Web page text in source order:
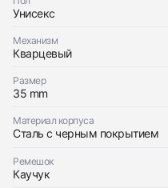
438
285
145
142
205
204
195
150
6
Унисекс
Механизм
Кварцевый
Размер
35 mm
Материал корпуса
Сталь с черным покрытием
Ремешок
КаучукЗаказать эти
Трейд-ин часов
Оставьте ваши
с вами